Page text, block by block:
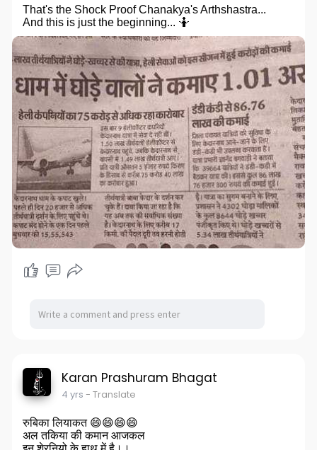
That's the Shock Proof Chanakya's Arthshastra...
And this is just the beginning... 🤷
Karan Prashuram Bhagat
4 yrs - Translate
रुबिका लियाकत 😄😄😄😄
अल तकिया की कमान आजकल